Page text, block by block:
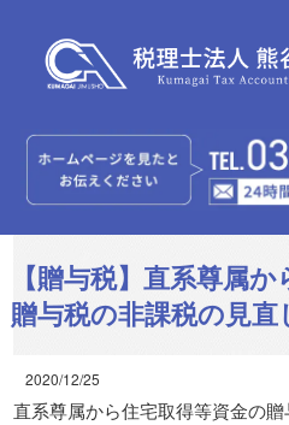
【贈与税】直系尊属
贈与税の非課税の見直
2020/12/25
直系尊属から住宅取得等資金の